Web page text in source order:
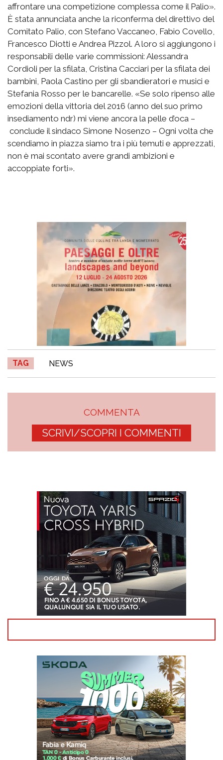
affrontare una competizione complessa come il Palio».
È stata annunciata anche la riconferma del direttivo del
Comitato Palio, con Stefano Vaccaneo, Fabio Covello,
Francesco Diotti e Andrea Pizzol. A loro si aggiungono i
responsabili delle varie commissioni: Alessandra
Cordioli per la sfilata, Cristina Cacciari per la sfilata dei
bambini, Paola Castino per gli sbandieratori e musici e
Stefania Rosso per le bancarelle. «Se solo ripenso alle
emozioni della vittoria del 2016 (anno del suo primo
insediamento ndr) mi viene ancora la pelle d’oca –
conclude il sindaco Simone Nosenzo – Ogni volta che
scendiamo in piazza siamo tra i più temuti e apprezzati,
non è mai scontato avere grandi ambizioni e
accoppiate forti».
TAG NEWS
COMMENTA
SCRIVI/SCOPRI I COMMENTI